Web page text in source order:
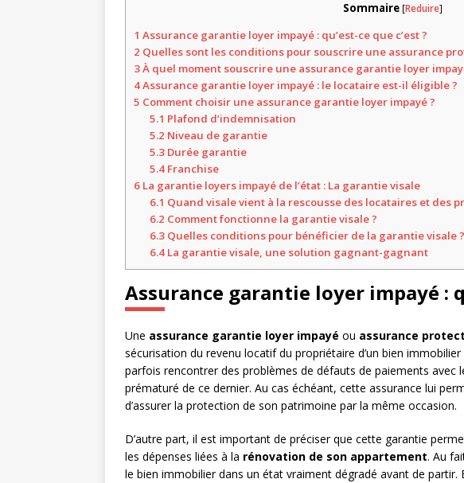
Sommaire [Reduire]
1 Assurance garantie loyer impayé : qu’est-ce que c’est ?
2 Quelles sont les conditions pour souscrire une assurance
3À quel moment souscrire une assurance garantie loyer
4Assurance garantie loyer impayé : le locataire est-il éligible ?
5 Comment choisir une assurance garantie loyer impayé ?
5.1 Plafond d’indemnisation
5.2 Niveau de garantie
5.3Durée garantie
5.4Franchise
6 La garantie loyers impayé de l’état : La garantie visale
6.1 Quand visale vient à la rescousse des locataires et des
6.2 Comment fonctionne la garantie visale ?
6.3Quelles conditions pour bénéficier de la garantie visale ?
6.4La garantie visale, une solution gagnant-gagnant
Assurance garantie loyer impayé :
Une assurance garantie loyer impayé ou assurance p
sécurisation du revenu locatif du propriétaire d’un bien
parfois rencontrer des problèmes de défauts de paiements avec
prématuré de ce dernier. Au cas échéant, cette assurance lui
d’assurer la protection de son patrimoine par la même occasion.
D’autre part, il est important de préciser que cette garantie
les dépenses liées à la rénovation de son appartement. Au
le bien immobilier dans un état vraiment dégradé avant de partir.